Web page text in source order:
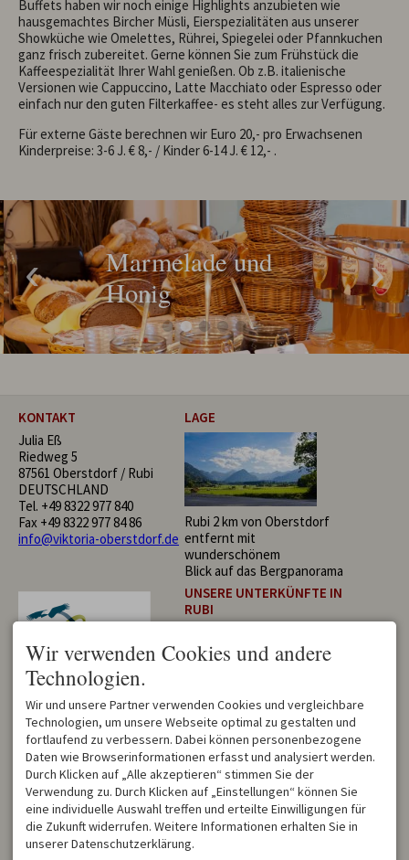
Zimmer
Fewos&Chalets
Wellness
Restaurant
Kids/Teenies
Deutsch
Buffets haben wir noch einige Highlights anzubieten wie
hausgemachtes Bircher Müsli, Eierspezialitäten aus unserer
Showküche wie Omelettes, Rührei, Spiegelei oder Pfannkuchen
ganz frisch zubereitet. Gerne können Sie zum Frühstück die
Kaffeespezialität Ihrer Wahl genießen. Ob z.B. italienische
Versionen wie Cappuccino, Latte Macchiato oder Espresso oder
einfach nur den guten Filterkaffee- es steht alles zur Verfügung.
Für externe Gäste berechnen wir Euro 20,- pro Erwachsenen
Kinderpreise: 3-6 J. € 8,- / Kinder 6-14 J. € 12,- .
Marmelade und
Honig
KONTAKT
Julia Eß
Riedweg 5
87561 Oberstdorf / Rubi
DEUTSCHLAND
Tel. +49 8322 977 840
Fax +49 8322 977 84 86
info@viktoria-oberstdorf.de
LAGE
Rubi 2 km von Oberstdorf
entfernt mit
wunderschönem
Blick auf das Bergpanorama
Als unsere Hotelgäste haben
Sie die
Möglichkeit in den
Sommermonaten
das Bergbahnticket für alle
Bergbahnen
in Oberstdorf und dem
Kleinwalsertal
UNSERE UNTERKÜNFTE IN
RUBI
Ferienwohnungen Anna
Viktoria Chalet
Appartment Viktoria
Haus Berktold
Landhaus Viktoria
Gästehaus Alpenblick
Landhaus Enzian
Haus Jasmin
Wir verwenden Cookies und andere
Technologien.
Wir und unsere Partner verwenden Cookies und vergleichbare
Technologien, um unsere Webseite optimal zu gestalten und
fortlaufend zu verbessern. Dabei können personenbezogene
Daten wie Browserinformationen erfasst und analysiert werden.
Durch Klicken auf „Alle akzeptieren“ stimmen Sie der
Verwendung zu. Durch Klicken auf „Einstellungen“ können Sie
eine individuelle Auswahl treffen und erteilte Einwilligungen für
die Zukunft widerrufen. Weitere Informationen erhalten Sie in
unserer Datenschutzerklärung.